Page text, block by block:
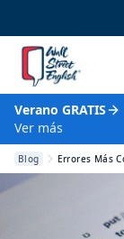
Verano GRATIS
Ver más
Blog Errores Más